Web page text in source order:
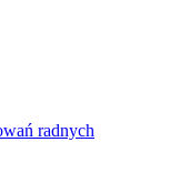
radnych